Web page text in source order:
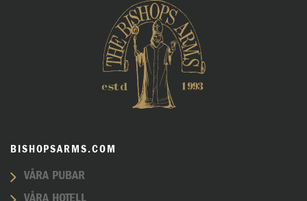
BISHOPSARMS.COM
VÅRA PUBAR
VÅRA HOTELL